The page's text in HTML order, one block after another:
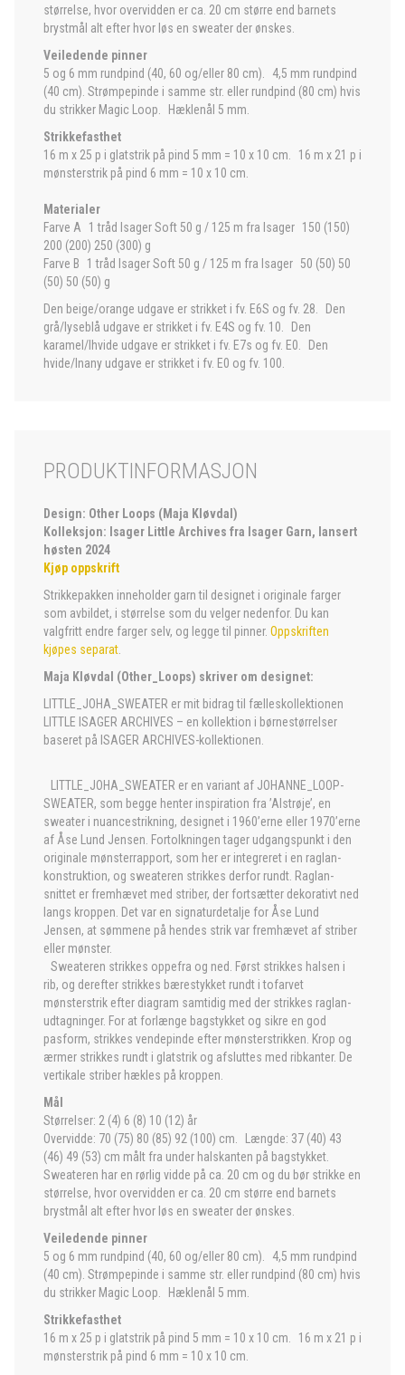
størrelse, hvor overvidden er ca. 20 cm større end barnets
brystmål alt efter hvor løs en sweater der ønskes.
Veiledende pinner
5 og 6 mm rundpind (40, 60 og/eller 80 cm). 4,5 mm rundpind
(40 cm). Strømpepinde i samme str. eller rundpind (80 cm) hvis
du strikker Magic Loop. Hæklenål 5 mm.
Strikkefasthet
16 m x 25 p i glatstrik på pind 5 mm = 10 x 10 cm. 16 m x 21 p i
mønsterstrik på pind 6 mm = 10 x 10 cm.
Materialer
Farve A 1 tråd Isager Soft 50 g / 125 m fra Isager 150 (150)
200 (200) 250 (300) g
Farve B 1 tråd Isager Soft 50 g / 125 m fra Isager 50 (50) 50
(50) 50 (50) g
Den beige/orange udgave er strikket i fv. E6S og fv. 28. Den
grå/lyseblå udgave er strikket i fv. E4S og fv. 10. Den
karamel/lhvide udgave er strikket i fv. E7s og fv. E0. Den
hvide/lnany udgave er strikket i fv. E0 og fv. 100.
PRODUKTINFORMASJON
Design: Other Loops (Maja Kløvdal)
Kolleksjon: Isager Little Archives fra Isager Garn, lansert
høsten 2024
Kjøp oppskrift
Strikkepakken inneholder garn til designet i originale farger
som avbildet, i størrelse som du velger nedenfor. Du kan
valgfritt endre farger selv, og legge til pinner. Oppskriften
kjøpes separat
Maja Kløvdal (Other_Loops) skriver om designet:
LITTLE_JOHA_SWEATER er mit bidrag til fælleskollektionen
LITTLE ISAGER ARCHIVES – en kollektion i børnestørrelser
baseret på ISAGER ARCHIVES-kollektionen.
LITTLE_JOHA_SWEATER er en variant af JOHANNE_LOOP-
SWEATER, som begge henter inspiration fra ’Alstrøje’, en
sweater i nuancestrikning, designet i 1960’erne eller 1970’erne
af Åse Lund Jensen. Fortolkningen tager udgangspunkt i den
originale mønsterrapport, som her er integreret i en raglan-
konstruktion, og sweateren strikkes derfor rundt. Raglan-
snittet er fremhævet med striber, der fortsætter dekorativt ned
langs kroppen. Det var en signaturdetalje for Åse Lund
Jensen, at sømmene på hendes strik var fremhævet af striber
eller mønster.
Sweateren strikkes oppefra og ned. Først strikkes halsen i
rib, og derefter strikkes bærestykket rundt i tofarvet
mønsterstrik efter diagram samtidig med der strikkes raglan-
udtagninger. For at forlænge bagstykket og sikre en god
pasform, strikkes vendepinde efter mønsterstrikken. Krop og
ærmer strikkes rundt i glatstrik og afsluttes med ribkanter. De
vertikale striber hækles på kroppen.
Mål
Størrelser: 2 (4) 6 (8) 10 (12) år
Overvidde: 70 (75) 80 (85) 92 (100) cm. Længde: 37 (40) 43
(46) 49 (53) cm målt fra under halskanten på bagstykket.
Sweateren har en rørlig vidde på ca. 20 cm og du bør strikke en
størrelse, hvor overvidden er ca. 20 cm større end barnets
brystmål alt efter hvor løs en sweater der ønskes.
Veiledende pinner
5 og 6 mm rundpind (40, 60 og/eller 80 cm). 4,5 mm rundpind
(40 cm). Strømpepinde i samme str. eller rundpind (80 cm) hvis
du strikker Magic Loop. Hæklenål 5 mm.
Strikkefasthet
16 m x 25 p i glatstrik på pind 5 mm = 10 x 10 cm. 16 m x 21 p i
mønsterstrik på pind 6 mm = 10 x 10 cm.